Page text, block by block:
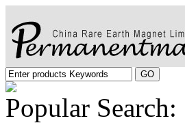
Popular Search: